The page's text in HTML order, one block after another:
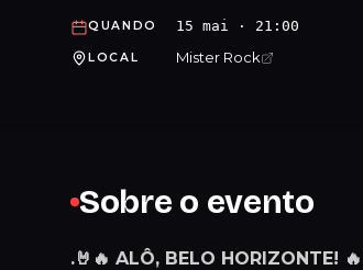
QUANDO 15 mai · 21:00
LOCAL Mister Rock
Sobre o evento
.🤘🔥 ALÔ, BELO HORIZONTE!